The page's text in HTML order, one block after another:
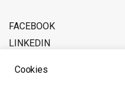
FACEBOOK
LINKEDIN
Cookies